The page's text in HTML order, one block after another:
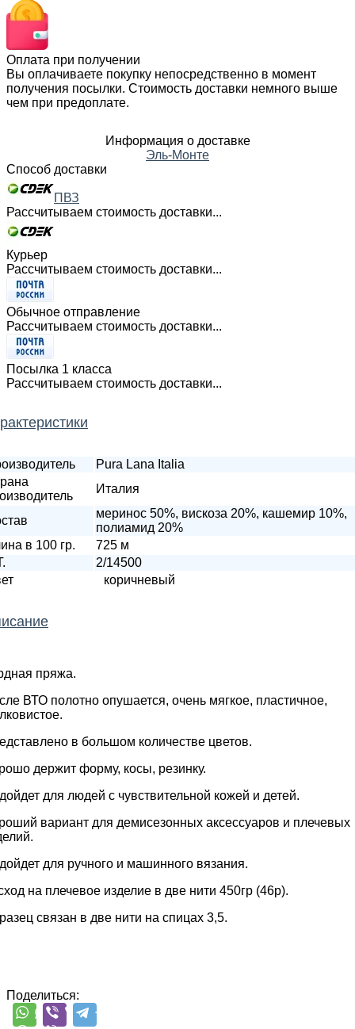
Оплата при получении
Вы оплачиваете покупку непосредственно в момент
получения посылки. Стоимость доставки немного выше
чем при предоплате.
Информация о доставке
Эль-Монте
Способ доставки
ПВЗ
Рассчитываем стоимость доставки...
Курьер
Рассчитываем стоимость доставки...
Обычное отправление
Рассчитываем стоимость доставки...
Посылка 1 класса
Рассчитываем стоимость доставки...
Pura Lana Italia
Италия
меринос 50%, вискоза 20%, кашемир 10%,
полиамид 20%
в 100 гр.
725 м
2/14500
коричневый
пряжа.
ВТО полотно опушается, очень мягкое, пластичное,
в большом количестве цветов.
держит форму, косы, резинку.
для людей с чувствительной кожей и детей.
вариант для демисезонных аксессуаров и плечевых
для ручного и машинного вязания.
на плечевое изделие в две нити 450гр (46р).
связан в две нити на спицах 3,5.
Поделиться: